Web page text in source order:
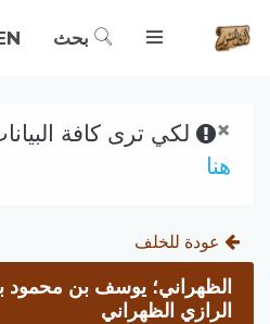
بحث
× لكي ترى كافة
هنا
عودة للخلف
الظهراني؛ يوسف بن محمود
الرازي الظهراني